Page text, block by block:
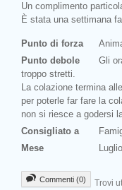
Un complimento
È stata una settimana
Punto di forza
Punto debole
Gli
troppo stretti.
La colazione termina
per poterle far fare la
non si riesce a godersi
Consigliato a
Mese
Luglio
Commenti (0) Trovi